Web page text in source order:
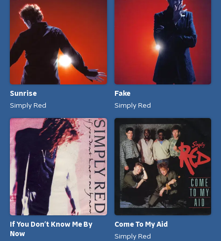
Sunrise
Simply Red
Fake
Simply Red
If You Don't Know Me By
Now
Come To My Aid
Simply Red